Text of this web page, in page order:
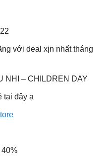
với deal xịn nhất tháng
NHI – CHILDREN DAY
tại đây ạ